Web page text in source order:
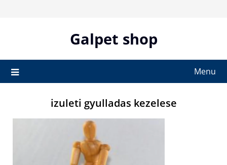
Galpet shop
Menu
izuleti gyulladas kezelese